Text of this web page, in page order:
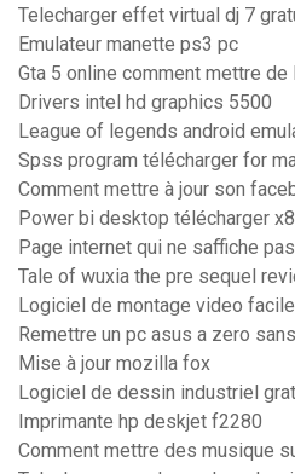
Telecharger effet virtual dj 7
Emulateur manette ps3 pc
Gta 5 online comment mettre de
Drivers intel hd graphics 5500
League of legends android
Spss program télécharger for
Comment mettre à jour son
Power bi desktop télécharger
Page internet qui ne saffiche
Tale of wuxia the pre sequel
Logiciel de montage video facile
Remettre un pc asus a zero
Mise à jour mozilla fox
Logiciel de dessin industriel
Imprimante hp deskjet f2280
Comment mettre des musique